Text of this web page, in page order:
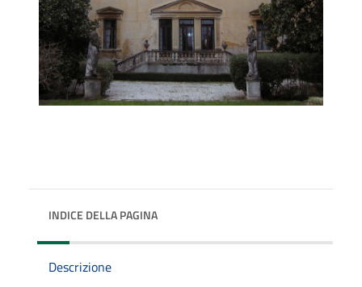
INDICE DELLA PAGINA
Descrizione